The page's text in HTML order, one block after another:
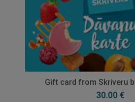
Gift card from Skriveru
30.00 €